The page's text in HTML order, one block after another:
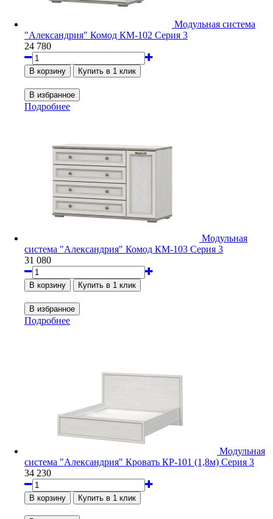
Модульная система
"Александрия" Комод КМ-102 Серия 3
24 780
Подробнее
Модульная
система "Александрия" Комод КМ-103 Серия 3
31 080
Подробнее
Модульная
система "Александрия" Кровать КР-101 (1,8м) Серия 3
34 230